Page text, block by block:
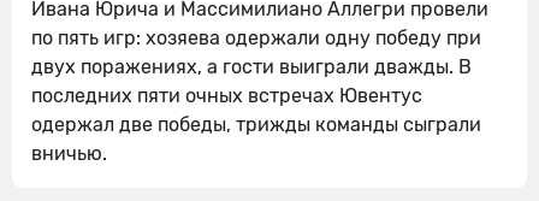
Ивана Юрича и Массимилиано Аллегри провели
по пять игр: хозяева одержали одну победу при
двух поражениях, а гости выиграли дважды. В
последних пяти очных встречах Ювентус
одержал две победы, трижды команды сыграли
вничью.